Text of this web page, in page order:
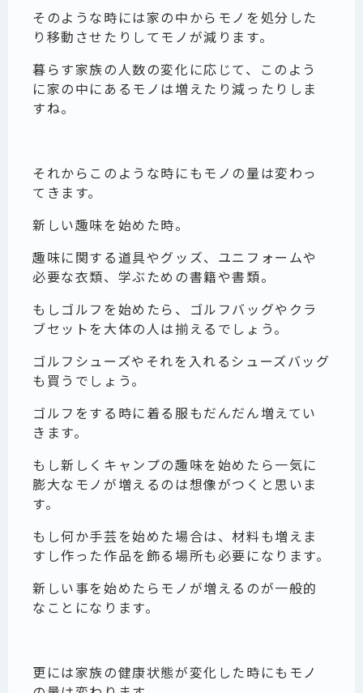
そのような時には家の中からモノを処分した
り移動させたりしてモノが減ります。
暮らす家族の人数の変化に応じて、このよう
に家の中にあるモノは増えたり減ったりしま
すね。
それからこのような時にもモノの量は変わっ
てきます。
新しい趣味を始めた時。
趣味に関する道具やグッズ、ユニフォームや
必要な衣類、学ぶための書籍や書類。
もしゴルフを始めたら、ゴルフバッグやクラ
ブセットを大体の人は揃えるでしょう。
ゴルフシューズやそれを入れるシューズバッグ
も買うでしょう。
ゴルフをする時に着る服もだんだん増えてい
きます。
もし新しくキャンプの趣味を始めたら一気に
膨大なモノが増えるのは想像がつくと思いま
す。
もし何か手芸を始めた場合は、材料も増えま
すし作った作品を飾る場所も必要になります。
新しい事を始めたらモノが増えるのが一般的
なことになります。
更には家族の健康状態が変化した時にもモノ